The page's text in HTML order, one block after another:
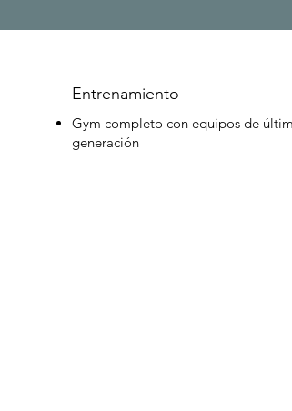
Entrenamiento
Gym completo con equipos de
generación